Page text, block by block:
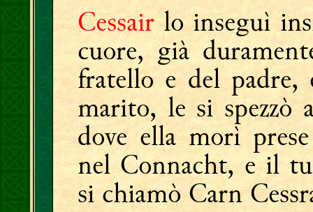
Cessairlo inseguì
cuore, già
fratello e del
marito, le si
dove ella morì
nel Connacht, e il
si chiamò Carn